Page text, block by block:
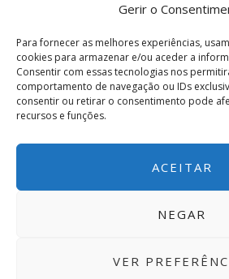
Gerir o
Para fornecer as melhores experiências,
cookies para armazenar e/ou aceder a
Consentir com essas tecnologias nos
comportamento de navegação ou IDs
consentir ou retirar o consentimento pode
recursos e funções.
ACEITAR
NEGAR
VER